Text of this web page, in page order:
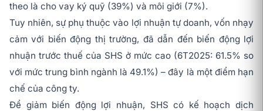
theo là cho vay ký quỹ (39%) và môi giới (7%).
Tuy nhiên, sự phụ thuộc vào lợi nhuận tự doanh, vốn nhạy
cảm với biến động thị trường, đã dẫn đến biến động lợi
nhuận trước thuế của SHS ở mức cao (6T2025: 61.5% so
với mức trung bình ngành là 49.1%) – đây là một điểm hạn
chế của công ty.
Để giảm biến động lợi nhuận, SHS có kế hoạch dịch